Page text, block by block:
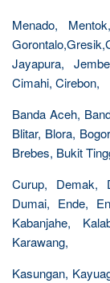
Menado,
Jayapura,
Cimahi, Cirebon,
Banda Aceh,
Blitar, Blora,
Brebes, Bukit
Curup, Demak,
Dumai, Ende,
Kabanjahe,
Karawang,
Kasungan,